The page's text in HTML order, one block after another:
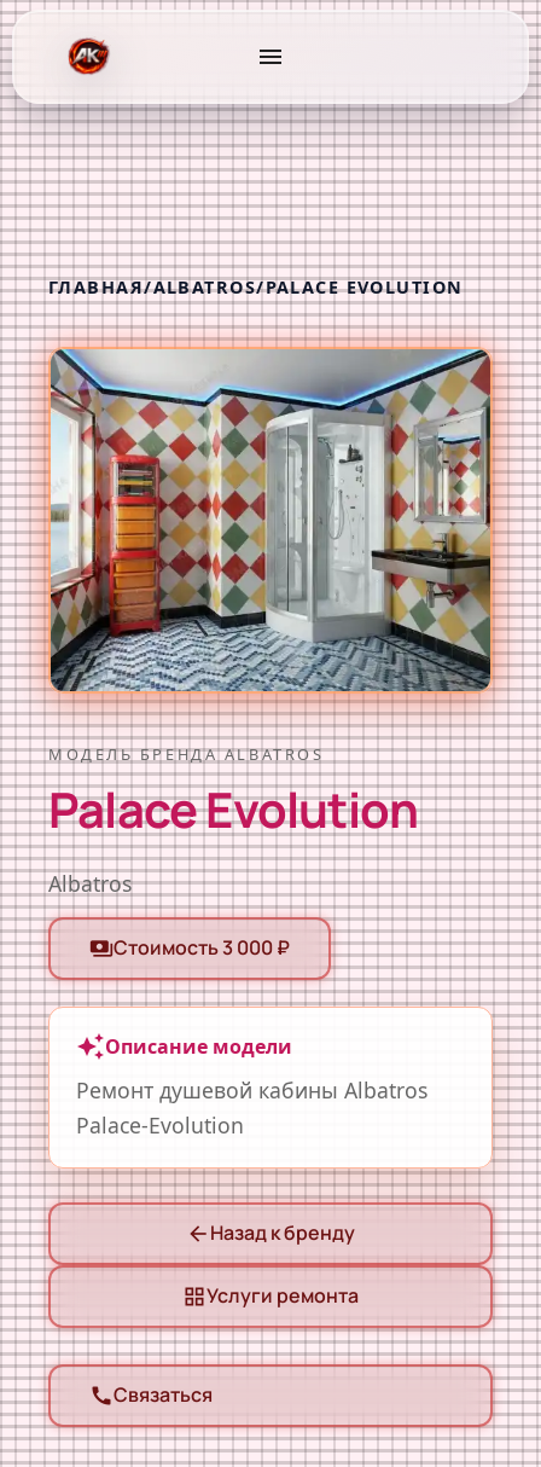
menu
ГЛАВНАЯ/ALBATROS/PALACE EVOLUTION
МОДЕЛЬ БРЕНДА ALBATROS
Palace Evolution
Albatros
paymentsСтоимость 3 000 ₽
auto_awesomeОписание модели
Ремонт душевой кабины Albatros
Palace-Evolution
arrow_back Назад к бренду
grid_viewУслуги ремонта
callСвязаться